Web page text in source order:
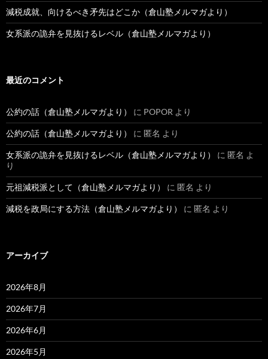
減税成就、向けるべき矛先はどこか（倉山塾メルマガより）
女系派の詭弁を見抜けるレベル（倉山塾メルマガより）
最近のコメント
公約の話（倉山塾メルマガより） に POPOR より
公約の話（倉山塾メルマガより） に 匿名 より
女系派の詭弁を見抜けるレベル（倉山塾メルマガより） に 匿名 よ
り
元祖減税派として（倉山塾メルマガより） に 匿名 より
減税を政局にする方法（倉山塾メルマガより） に 匿名 より
アーカイブ
2026年8月
2026年7月
2026年6月
2026年5月